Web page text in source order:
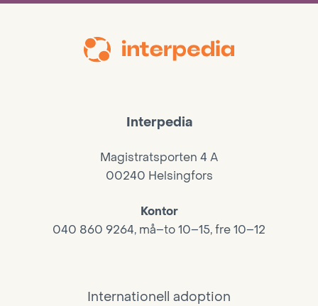
Interpedia
Magistratsporten 4 A
00240 Helsingfors
Kontor
040 860 9264, må–to 10–15, fre 10–12
Internationell adoption